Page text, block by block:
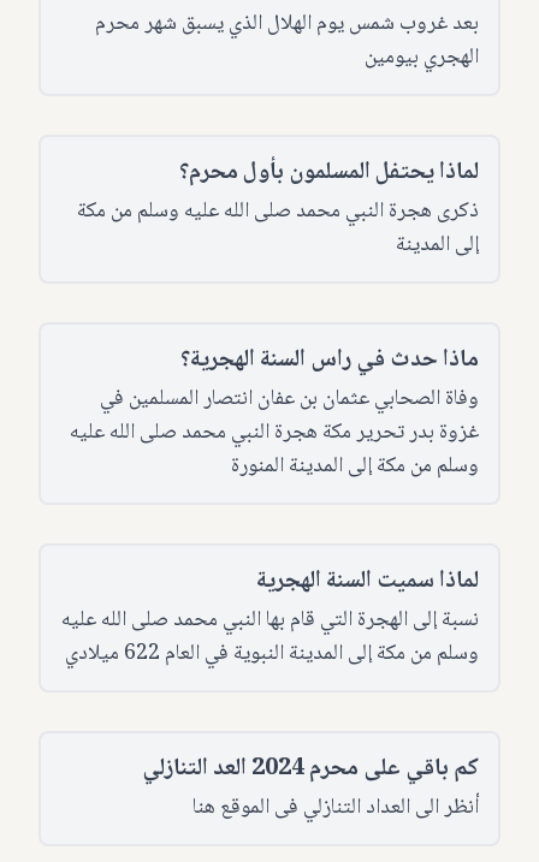
بعد غروب شمس يوم الهلال الذي يسبق شهر محرم
الهجري بيومين
لماذا يحتفل المسلمون بأول محرم؟
ذكرى هجرة النبي محمد صلى الله عليه وسلم من مكة
إلى المدينة
ماذا حدث في راس السنة الهجرية؟
وفاة الصحابي عثمان بن عفان انتصار المسلمين في
غزوة بدر تحرير مكة هجرة النبي محمد صلى الله عليه
وسلم من مكة إلى المدينة المنورة
لماذا سميت السنة الهجرية
نسبة إلى الهجرة التي قام بها النبي محمد صلى الله عليه
وسلم من مكة إلى المدينة النبوية في العام 622 ميلادي
كم باقي على محرم 2024 العد التنازلي
أنظر الى العداد التنازلي فى الموقع هنا